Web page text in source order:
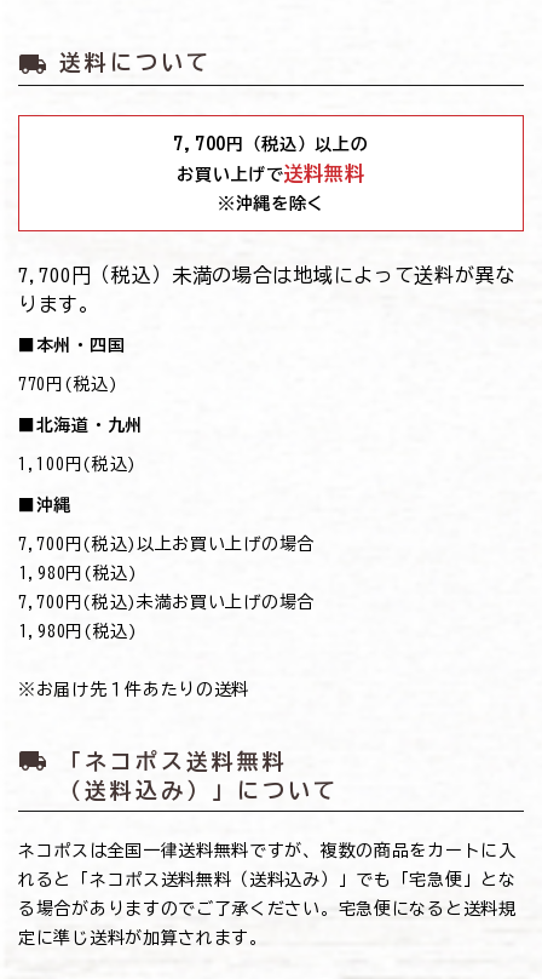
local_shipping 送料について
7,700 円（税込）以上の
お買い上げで送料無料
※沖縄を除く
7,700円（税込）未満の場合は地域によって送料が異な
ります。
■本州・四国
770円(税込)
■北海道・九州
1,100円(税込)
■沖縄
7,700円(税込)以上お買い上げの場合
→1,980円(税込)
7,700円(税込)未満お買い上げの場合
→1,980円(税込)
※お届け先１件あたりの送料
local_shipping
「ネコポス送料無料
（送料込み）」について
ネコポスは全国一律送料無料ですが、複数の商品をカートに入
れると「ネコポス送料無料（送料込み）」でも「宅急便」とな
る場合がありますのでご了承ください。宅急便になると送料規
定に準じ送料が加算されます。